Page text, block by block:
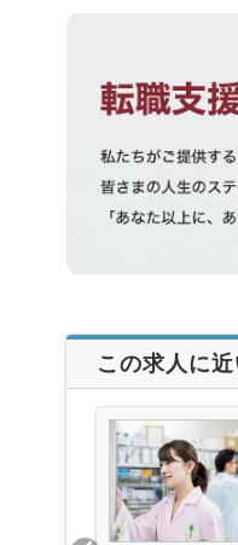
この求人に